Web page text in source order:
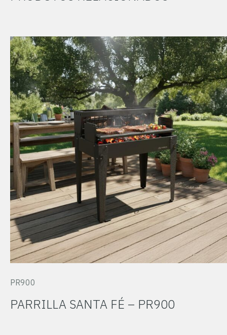
PR900
PARRILLA SANTA FÉ – PR900